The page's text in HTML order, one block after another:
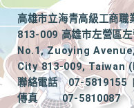
高雄市立海青高級工商職
813-009 高雄市左營區
No.1, Zuoying
City 813-009, Taiwan
聯絡電話
07-5819155
傳真
07-5810087